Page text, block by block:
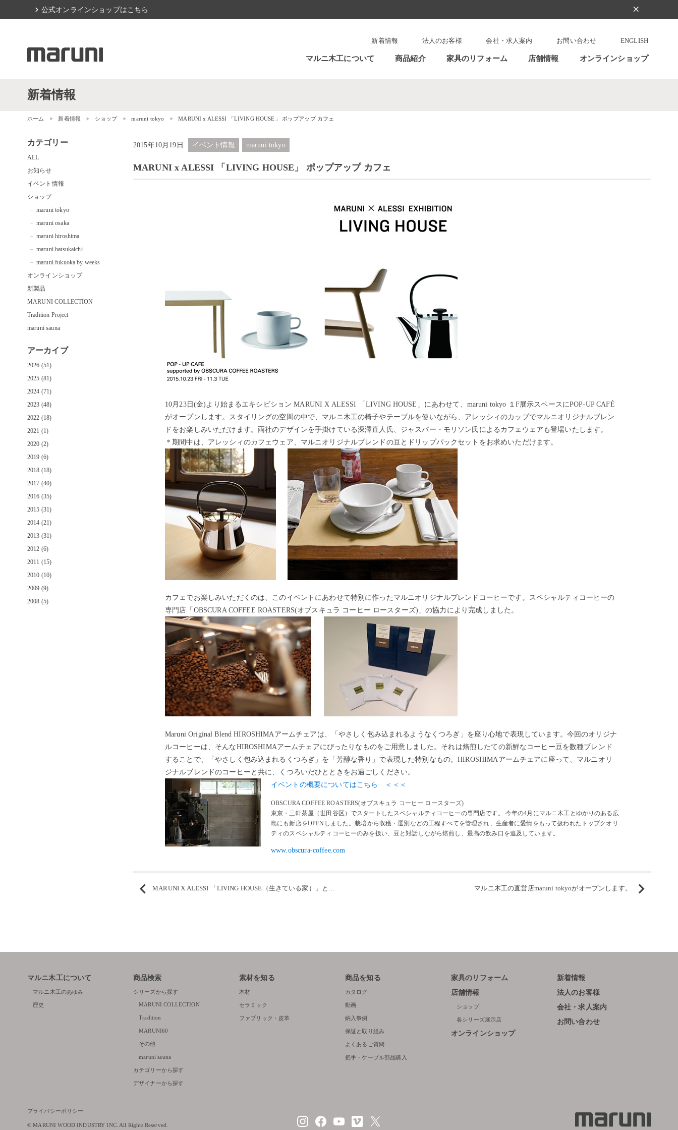
chevron_right 公式オンラインショップはこちら clear
マルニ木工について 商品紹介 家具のリフォーム 店舗情報 オンラインショップ
新着情報 法人のお客様 会社・求人案内 お問い合わせ ENGLISH
新着情報
ホーム 新着情報 ショップ maruni tokyo MARUNI x ALESSI 「LIVING HOUSE」 ポップアップ カフェ
2015年10月19日 イベント情報 maruni tokyo
MARUNI x ALESSI 「LIVING HOUSE」 ポップアップ カフェ
10月23日(金)より始まるエキシビション MARUNI X ALESSI 「LIVING HOUSE」にあわせて、maruni tokyo １F展示スペースにPOP-UP CAFÉ
がオープンします。スタイリングの空間の中で、マルニ木工の椅子やテーブルを使いながら、アレッシィのカップでマルニオリジナルブレン
ドをお楽しみいただけます。両社のデザインを手掛けている深澤直人氏、ジャスパー・モリソン氏によるカフェウェアも登場いたします。
＊期間中は、アレッシィのカフェウェア、マルニオリジナルブレンドの豆とドリップパックセットをお求めいただけます。
カフェでお楽しみいただくのは、このイベントにあわせて特別に作ったマルニオリジナルブレンドコーヒーです。スペシャルティコーヒーの
専門店「OBSCURA COFFEE ROASTERS(オブスキュラ コーヒー ロースターズ)」の協力により完成しました。
Maruni Original Blend HIROSHIMAアームチェアは、「やさしく包み込まれるようなくつろぎ」を座り心地で表現しています。今回のオリジナ
ルコーヒーは、そんなHIROSHIMAアームチェアにぴったりなものをご用意しました。それは焙煎したての新鮮なコーヒー豆を数種ブレンド
することで、「やさしく包み込まれるくつろぎ」を「芳醇な香り」で表現した特別なもの。HIROSHIMAアームチェアに座って、マルニオリ
ジナルブレンドのコーヒーと共に、くつろいだひとときをお過ごしください。
イベントの概要についてはこちら ＜＜＜
OBSCURA COFFEE ROASTERS(オブスキュラ コーヒー ロースターズ)
東京・三軒茶屋（世田谷区）でスタートしたスペシャルティコーヒーの専門店です。 今年の4月にマルニ木工とゆかりのある広
島にも新店をOPENしました。栽培から収穫・選別などの工程すべてを管理され、生産者に愛情をもって扱われたトップクオリ
ティのスペシャルティコーヒーのみを扱い、豆と対話しながら焙煎し、最高の飲み口を追及しています。
www.obscura-coffee.com
MARUNI X ALESSI 「LIVING HOUSE（生きている家）」とは？ マルニ木工の直営店maruni tokyoがオープンします。
カテゴリー
ALL
お知らせ
イベント情報
ショップ
maruni tokyo
maruni osaka
maruni hiroshima
maruni hatsukaichi
maruni fukuoka by weeks
オンラインショップ
新製品
MARUNI COLLECTION
Tradition Project
maruni sauna
アーカイブ
2026 (51)
2025 (81)
2024 (71)
2023 (48)
2022 (18)
2021 (1)
2020 (2)
2019 (6)
2018 (18)
2017 (40)
2016 (35)
2015 (31)
2014 (21)
2013 (31)
2012 (6)
2011 (15)
2010 (10)
2009 (9)
2008 (5)
マルニ木工について
マルニ木工のあゆみ
歴史
商品検索
シリーズから探す
MARUNI COLLECTION
Tradition
MARUNI60
その他
maruni sauna
カテゴリーから探す
デザイナーから探す
素材を知る
木材
セラミック
ファブリック・皮革
商品を知る
カタログ
動画
納入事例
保証と取り組み
よくあるご質問
把手・ケーブル部品購入
家具のリフォーム
店舗情報
ショップ
各シリーズ展示店
オンラインショップ
新着情報
法人のお客様
会社・求人案内
お問い合わせ
プライバシーポリシー
© MARUNI WOOD INDUSTRY INC. All Rights Reserved.